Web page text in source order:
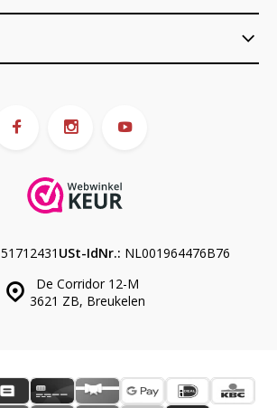
De Corridor 12-M
3621 ZB, Breukelen
51712431 USt-IdNr.: NL001964476B76